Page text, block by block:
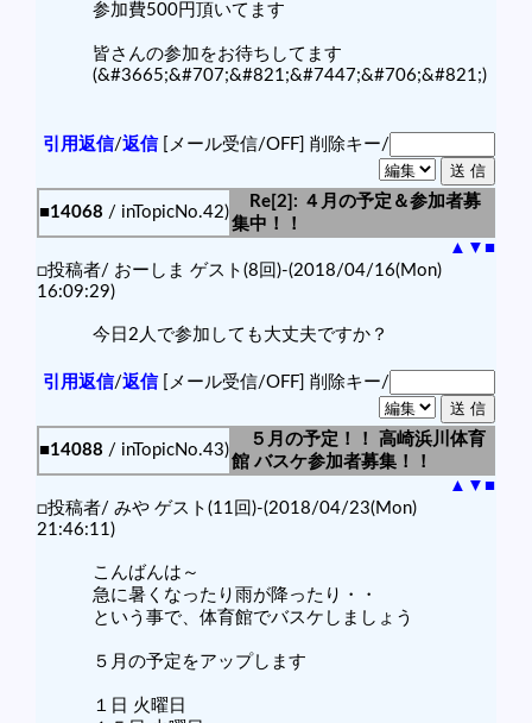
参加費500円頂いてます
皆さんの参加をお待ちしてます
(&#3665;&#707;&#821;&#7447;&#706;&#821;)
引用返信/返信[メール受信/OFF] 削除キー/
■14068 / inTopicNo.42)
Re[2]: ４月の予定＆参加者募
集中！！
▲ ▼ ■
□投稿者/ おーしま ゲスト(8回)-(2018/04/16(Mon)
16:09:29)
今日2人で参加しても大丈夫ですか？
引用返信/返信[メール受信/OFF] 削除キー/
■14088 / inTopicNo.43)
５月の予定！！ 高崎浜川体育
館 バスケ参加者募集！！
▲ ▼ ■
□投稿者/ みや ゲスト(11回)-(2018/04/23(Mon)
21:46:11)
こんばんは～
急に暑くなったり雨が降ったり・・
という事で、体育館でバスケしましょう
５月の予定をアップします
１日 火曜日